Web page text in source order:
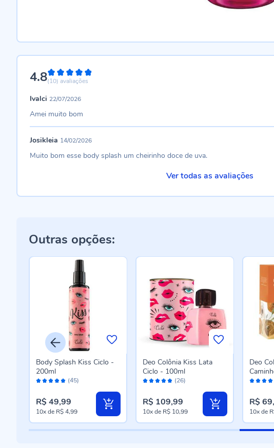
4.896%
(10) avaliações
Ivalci 22/07/2026
Amei muito bom
Josikleia 14/02/2026
Muito bom esse body splash um cheirinho doce de uva.
Ver todas as avaliações
Outras opções:
Avaliação: (45)
Body Splash Kiss Ciclo -
200ml
R$ 49,99
10xde R$ 4,99
Avaliação: (26)
Deo Colônia Kiss Lata
Ciclo - 100ml
R$ 109,99
10xde R$ 10,99
Deo
R$
10xde